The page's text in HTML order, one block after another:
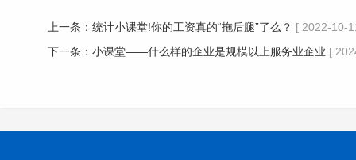
上一条： 统计小课堂!你的工资真的“拖后腿”了么？ [ 2022-10-
下一条： 小课堂——什么样的企业是规模以上服务业企业 [